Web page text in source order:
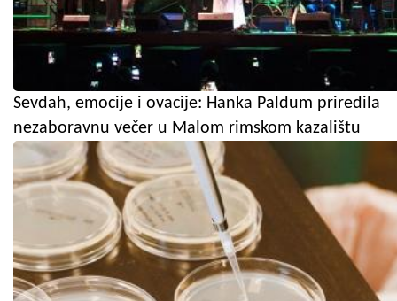
Sevdah, emocije i ovacije: Hanka Paldum priredila
nezaboravnu večer u Malom rimskom kazalištu